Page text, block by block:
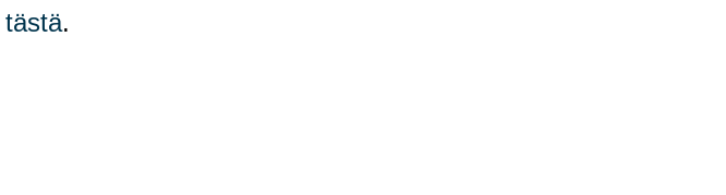
tästä.